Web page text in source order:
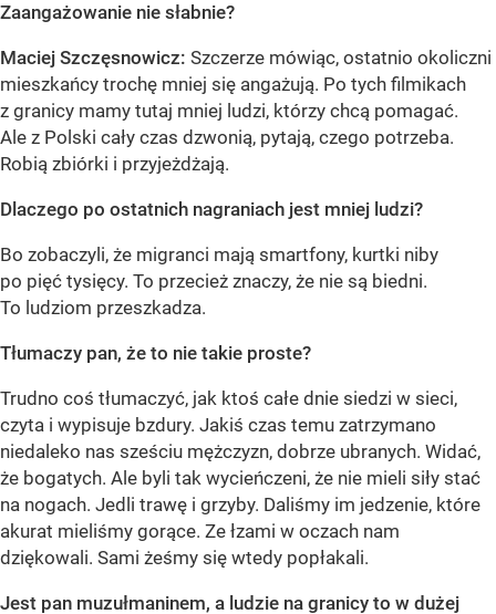
Zaangażowanie nie słabnie?
Maciej Szczęsnowicz: Szczerze mówiąc, ostatnio okoliczni
mieszkańcy trochę mniej się angażują. Po tych filmikach
z granicy mamy tutaj mniej ludzi, którzy chcą pomagać.
Ale z Polski cały czas dzwonią, pytają, czego potrzeba.
Robią zbiórki i przyjeżdżają.
Dlaczego po ostatnich nagraniach jest mniej ludzi?
Bo zobaczyli, że migranci mają smartfony, kurtki niby
po pięć tysięcy. To przecież znaczy, że nie są biedni.
To ludziom przeszkadza.
Tłumaczy pan, że to nie takie proste?
Trudno coś tłumaczyć, jak ktoś całe dnie siedzi w sieci,
czyta i wypisuje bzdury. Jakiś czas temu zatrzymano
niedaleko nas sześciu mężczyzn, dobrze ubranych. Widać,
że bogatych. Ale byli tak wycieńczeni, że nie mieli siły stać
na nogach. Jedli trawę i grzyby. Daliśmy im jedzenie, które
akurat mieliśmy gorące. Ze łzami w oczach nam
dziękowali. Sami żeśmy się wtedy popłakali.
Jest pan muzułmaninem, a ludzie na granicy to w dużej